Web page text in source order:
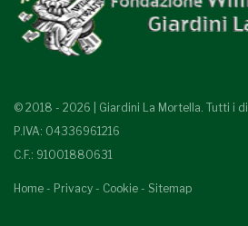
© 2018 - 2026 | Giardini La Mortella. Tutti i
P.IVA: 04336961216
C.F.: 91001880631
Home - Privacy - Cookie - Sitemap